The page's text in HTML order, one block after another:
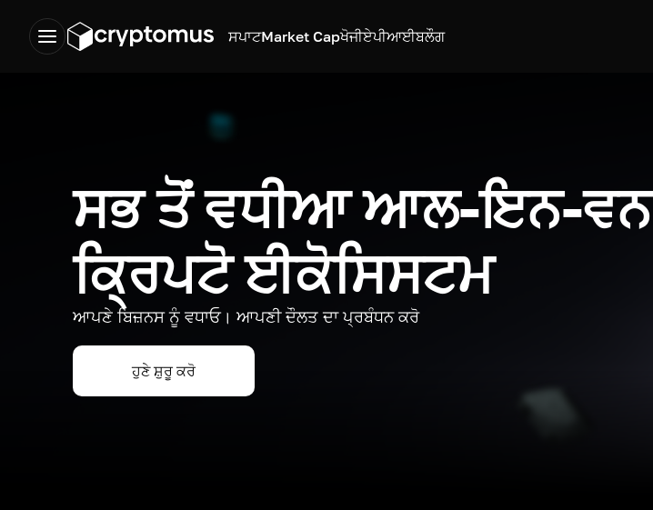
ਸਪਾਟMarket Capਖੋਜੀਏਪੀਆਈਬਲੌਗ
ਸਭ ਤੋਂ ਵਧੀਆ ਆਲ-ਇਨ-ਵਨ
ਕ੍ਰਿਪਟੋ ਈਕੋਸਿਸਟਮ
ਆਪਣੇ ਬਿਜ਼ਨਸ ਨੂੰ ਵਧਾਓ। ਆਪਣੀ ਦੌਲਤ ਦਾ ਪ੍ਰਬੰਧਨ ਕਰੋ
ਹੁਣੇ ਸ਼ੁਰੂ ਕਰੋ